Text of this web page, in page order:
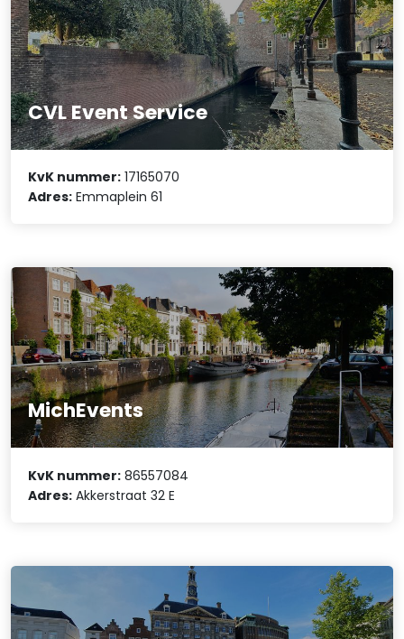
CVL Event Service
KvK nummer: 17165070
Adres: Emmaplein 61
MichEvents
KvK nummer: 86557084
Adres: Akkerstraat 32 E